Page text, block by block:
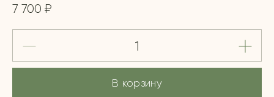
7 700 ₽
В корзину